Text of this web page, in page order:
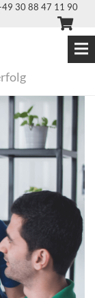
30 88 47 11 90